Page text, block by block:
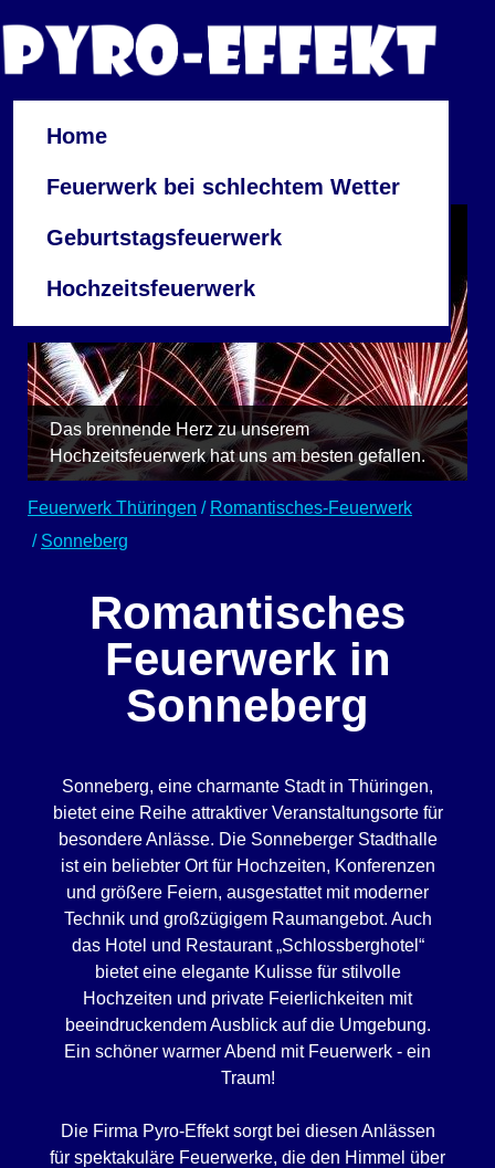
Home
Feuerwerk bei schlechtem Wetter
Geburtstagsfeuerwerk
Hochzeitsfeuerwerk
Das brennende Herz zu unserem
Hochzeitsfeuerwerk hat uns am besten gefallen.
Feuerwerk Thüringen / Romantisches-Feuerwerk
/ Sonneberg
Romantisches
Feuerwerk in
Sonneberg
Sonneberg, eine charmante Stadt in Thüringen,
bietet eine Reihe attraktiver Veranstaltungsorte für
besondere Anlässe. Die Sonneberger Stadthalle
ist ein beliebter Ort für Hochzeiten, Konferenzen
und größere Feiern, ausgestattet mit moderner
Technik und großzügigem Raumangebot. Auch
das Hotel und Restaurant „Schlossberghotel“
bietet eine elegante Kulisse für stilvolle
Hochzeiten und private Feierlichkeiten mit
beeindruckendem Ausblick auf die Umgebung.
Ein schöner warmer Abend mit Feuerwerk - ein
Traum!
Die Firma Pyro-Effekt sorgt bei diesen Anlässen
für spektakuläre Feuerwerke, die den Himmel über